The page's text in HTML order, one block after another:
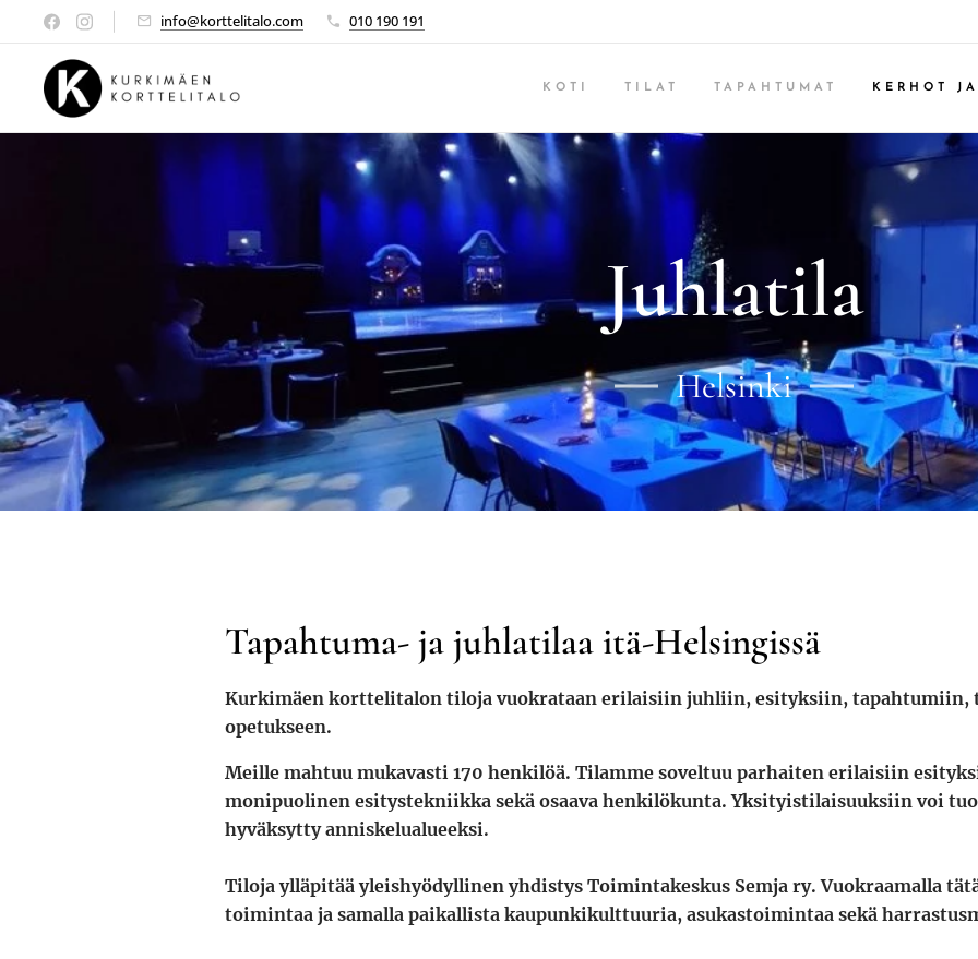
info@korttelitalo.com 010 190 191
KOTI TILAT TAPAHTUMAT KERHOT
Juhlatila
Helsinki
Tapahtuma- ja juhlatilaa itä-Helsingissä
Kurkimäen korttelitalon tiloja vuokrataan erilaisiin juhliin, esityksiin, tapahtumiin,
opetukseen.
Meille mahtuu mukavasti 170 henkilöä. Tilamme soveltuu parhaiten erilaisiin
monipuolinen esitystekniikka sekä osaava henkilökunta. Yksityistilaisuuksiin voi
hyväksytty anniskelualueeksi.
Tiloja ylläpitää yleishyödyllinen yhdistys Toimintakeskus Semja ry. Vuokraamalla
toimintaa ja samalla paikallista kaupunkikulttuuria, asukastoimintaa sekä